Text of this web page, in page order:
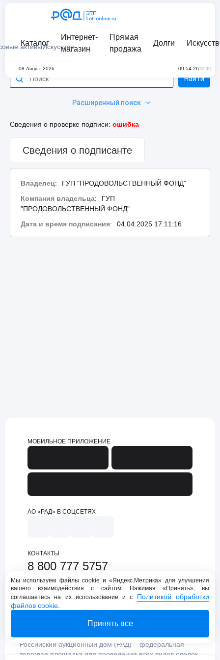
активыИскусство
Каталог
Интернет-
магазин
Прямая
продажа
Долги
08 Август 2026 09:54:26(МСК)
Расширенный поиск
Найти
Сведения о проверке подписи: ошибка
Сведения о подписанте
Владелец:
ГУП "ПРОДОВОЛЬСТВЕННЫЙ ФОНД"
Компания владельца:
ГУП
"ПРОДОВОЛЬСТВЕННЫЙ ФОНД"
Дата и время подписания: 04.04.2025 17:11:16
МОБИЛЬНОЕ ПРИЛОЖЕНИЕ
АО «РАД» В СОЦСЕТЯХ
КОНТАКТЫ
8 800 777 5757
support@lot-online.ru
Техническая поддержка
Российский аукционный дом (РАД) – федеральная
торговая площадка для проведения всех видов сделок
Мы используем файлы cookie и «Яндекс.Метрика» для улучшения
вашего взаимодействия с сайтом. Нажимая «Принять», вы
соглашаетесь на их использование и с Политикой обработки
файлов cookie.
Принять все